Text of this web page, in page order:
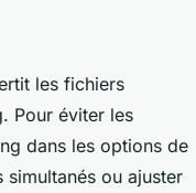
les fichiers
Pour éviter les
dans les options de
ou ajuster